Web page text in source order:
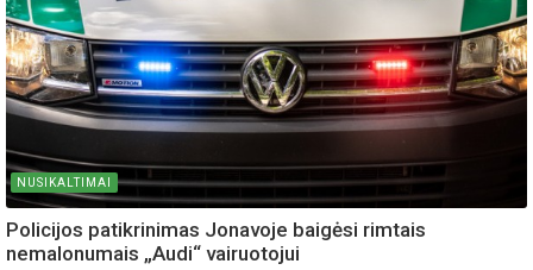
NUSIKALTIMAI
Policijos patikrinimas Jonavoje baigėsi rimtais
nemalonumais „Audi“ vairuotojui